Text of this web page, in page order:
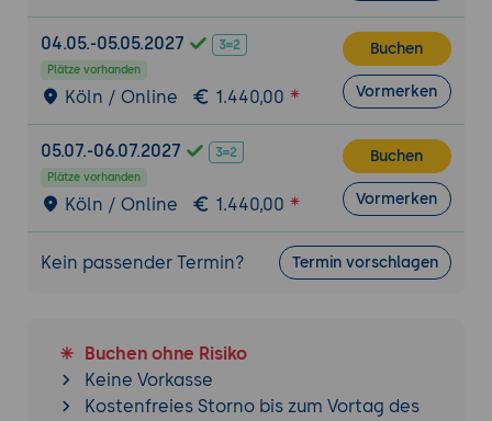
basierten Anwendungen.
Integration mit externen Diensten
Abrufen und Verarbeiten von Daten aus
APIs.
Verwaltung von Netzwerkaufrufen und
asynchronen Datenströmen.
Nutzung von Repository Pattern zur
Performance-Optimierung und Best Practices
Best Practices für die Strukturierung und
Verwaltung von BLoCs.
Verwaltung von Ressourcen und Speicher
04.05.-05.05.2027
Plätze vorhanden
Köln / Online 1.440,00
Buchen
Vormerken
05.07.-06.07.2027
Plätze vorhanden
Köln / Online 1.440,00
Buchen
Vormerken
Kein passender Termin? Termin vorschlagen
Buchen ohne Risiko
Keine Vorkasse
Kostenfreies Storno bis zum Vortag des